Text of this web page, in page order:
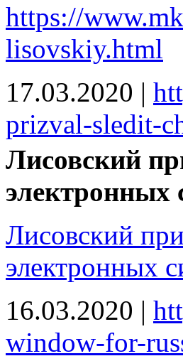
https://
lisovskiy.html
17.03.2020 |
prizval-sledit-
Лисовский
электронных
Лисовский
электронных
16.03.2020 |
window-for-